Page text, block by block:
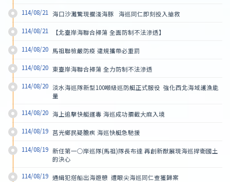
114/08/21 海口沙灘驚現擱淺海豚   海巡同仁即刻投入搶救
114/08/21 【北臺岸海聯合掃蕩 全面防制不法滲透】
114/08/20 馬祖聯檢嚴防疫 違規攜帶必重罰
114/08/20 東臺岸海聯合掃蕩 全力防制不法滲透
114/08/20 淡水海巡隊新型100噸級巡防艇正式服役  強化西北海域護漁能
量
114/08/20 海上追擊快艇運毒 海巡成功攔截大麻入境
114/08/19 莒光鄉民疑膽疾 海巡快艇急馳援
114/08/19 新任第一○岸巡隊(馬祖)隊長布達 再創新猷展現海巡捍衛國土
的決心
114/08/19 通緝犯搭船出海遊憩  遭眼尖海巡同仁查獲歸案